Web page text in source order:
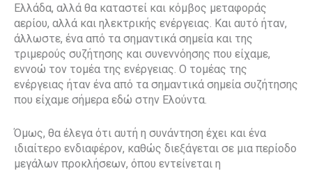
Ελλάδα, αλλά θα καταστεί και κόμβος μεταφοράς
αερίου, αλλά και ηλεκτρικής ενέργειας. Και αυτό ήταν,
άλλωστε, ένα από τα σημαντικά σημεία και της
τριμερούς συζήτησης και συνεννόησης που είχαμε,
εννοώ τον τομέα της ενέργειας. Ο τομέας της
ενέργειας ήταν ένα από τα σημαντικά σημεία συζήτησης
που είχαμε σήμερα εδώ στην Ελούντα.
Όμως, θα έλεγα ότι αυτή η συνάντηση έχει και ένα
ιδιαίτερο ενδιαφέρον, καθώς διεξάγεται σε μια περίοδο
μεγάλων προκλήσεων, όπου εντείνεται η